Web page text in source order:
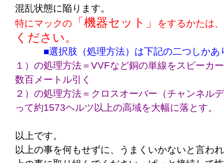
混乱状態に陥ります。
特にマックの
「機器セット」 をするかたは、
ください。
■選択肢（処理方法）は下記の二つしかあ
１）の処理方法＝VVFなど銅の単線をスピーカ
数百メートル引く
２）の処理方法＝クロスオーバー（チャンネル
って約1573ヘルツ以上の高域を大幅に落とす。
以上です。
以上の事を何もせずに、うまくいかないと言わ